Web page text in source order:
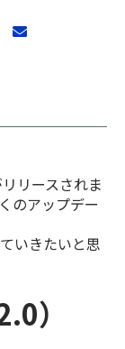
リースされま
のアップデー
いきたいと思
）